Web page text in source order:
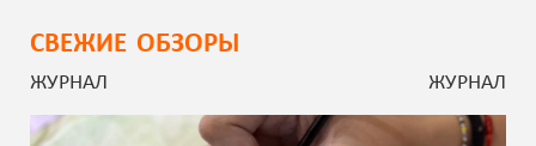
СВЕЖИЕ ОБЗОРЫ
ЖУРНАЛ ЖУРНАЛ